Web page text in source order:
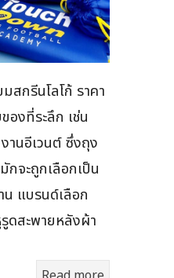
สกรีนโลโก้ ราคา
องที่ระลึก เช่น
านอีเวนต์ ซึ่งถุง
จะถูกเลือกเป็น
แบรนด์เลือก
ดสะพายหลังผ้า